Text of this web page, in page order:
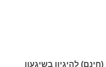
(חינם) להיגיון בשיגעון